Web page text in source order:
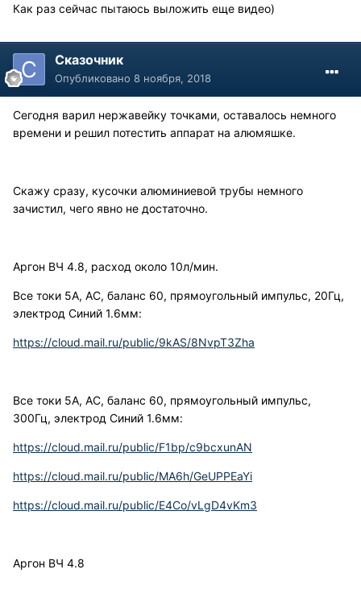
Как раз сейчас пытаюсь выложить еще видео)
Сказочник
Опубликовано 8 ноября, 2018
Сегодня варил нержавейку точками, оставалось немного
времени и решил потестить аппарат на алюмяшке.
Скажу сразу, кусочки алюминиевой трубы немного
зачистил, чего явно не достаточно.
Аргон ВЧ 4.8, расход около 10л/мин.
Все токи 5А, АС, баланс 60, прямоугольный импульс, 20Гц,
электрод Синий 1.6мм:
https://cloud.mail.ru/public/9kAS/8NvpT3Zha
Все токи 5А, АС, баланс 60, прямоугольный импульс,
300Гц, электрод Синий 1.6мм:
https://cloud.mail.ru/public/F1bp/c9bcxunAN
https://cloud.mail.ru/public/MA6h/GeUPPEaYi
https://cloud.mail.ru/public/E4Co/vLgD4vKm3
Аргон ВЧ 4.8